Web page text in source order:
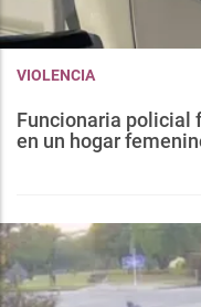
VIOLENCIA
Funcionaria policial
en un hogar